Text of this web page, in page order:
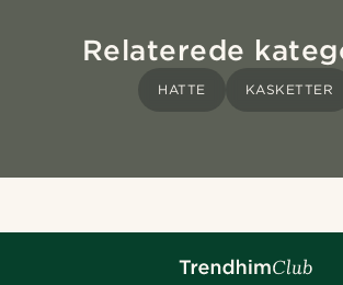
Relaterede
HATTE KASKETTER